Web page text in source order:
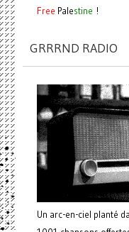
Free Palestine !
GRRRND RADIO
Un arc-en-ciel planté